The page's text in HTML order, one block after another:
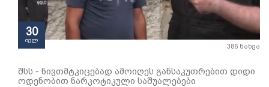
30
ივლ
386 ნახვა
შსს - ნივთმტკიცებად ამოიღეს განსაკუთრებით დიდი
ოდენობით ნარკოტიკული საშუალებები